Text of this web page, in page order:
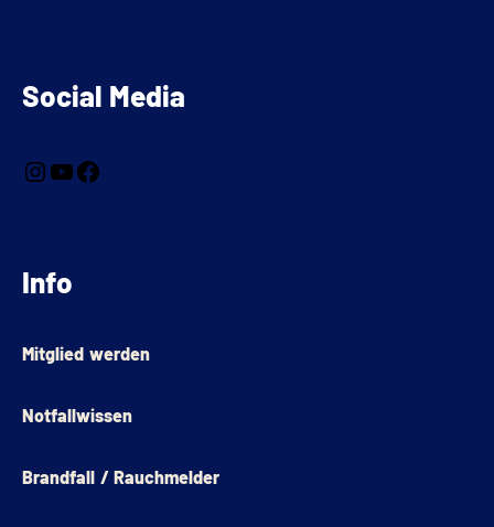
Social Media
Info
Mitglied werden
Notfallwissen
Brandfall / Rauchmelder